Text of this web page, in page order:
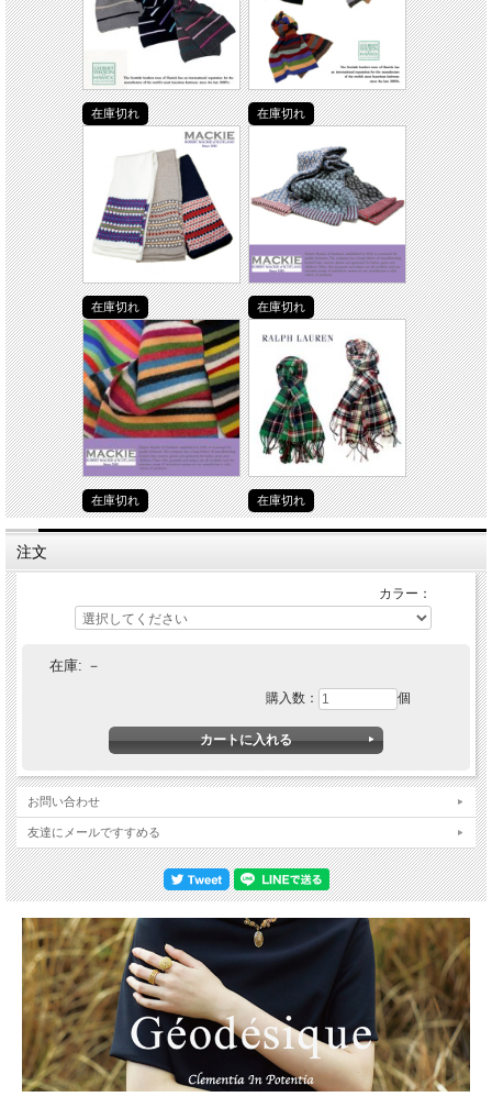
在庫切れ 在庫切れ
在庫切れ 在庫切れ
在庫切れ 在庫切れ
注文
カラー：
在庫: －
購入数： 個
お問い合わせ
友達にメールですすめる